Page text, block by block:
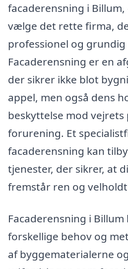
facaderensning i
vælge det rette firma,
professionel og grundig
Facaderensning er en
der sikrer ikke blot
appel, men også dens
beskyttelse mod
forurening. Et
facaderensning kan
tjenester, der sikrer, at
fremstår ren og
Facaderensning i
forskellige behov og
af byggematerialerne